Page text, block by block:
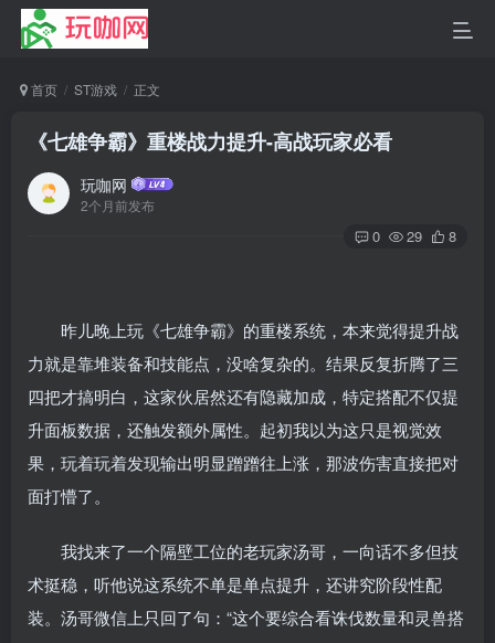
首页 ST游戏 正文
《七雄争霸》重楼战力提升-高战玩家必看
玩咖网
2个月前发布
0 29 8
昨儿晚上玩《七雄争霸》的重楼系统，本来觉得提升战
力就是靠堆装备和技能点，没啥复杂的。结果反复折腾了三
四把才搞明白，这家伙居然还有隐藏加成，特定搭配不仅提
升面板数据，还触发额外属性。起初我以为这只是视觉效
果，玩着玩着发现输出明显蹭蹭往上涨，那波伤害直接把对
面打懵了。
我找来了一个隔壁工位的老玩家汤哥，一向话不多但技
术挺稳，听他说这系统不单是单点提升，还讲究阶段性配
装。汤哥微信上只回了句：“这个要综合看诛伐数量和灵兽搭